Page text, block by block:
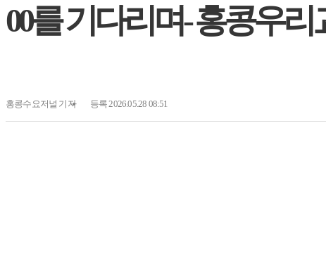
00를 기다리며- 홍콩우리
홍콩수요저널 기자 등록 2026.05.28 08:51